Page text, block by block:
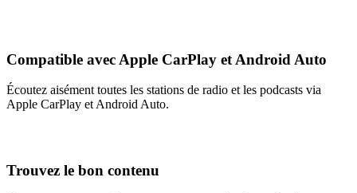
Compatible avec Apple CarPlay et Android Auto
Écoutez aisément toutes les stations de radio et les podcasts via
Apple CarPlay et Android Auto.
Trouvez le bon contenu